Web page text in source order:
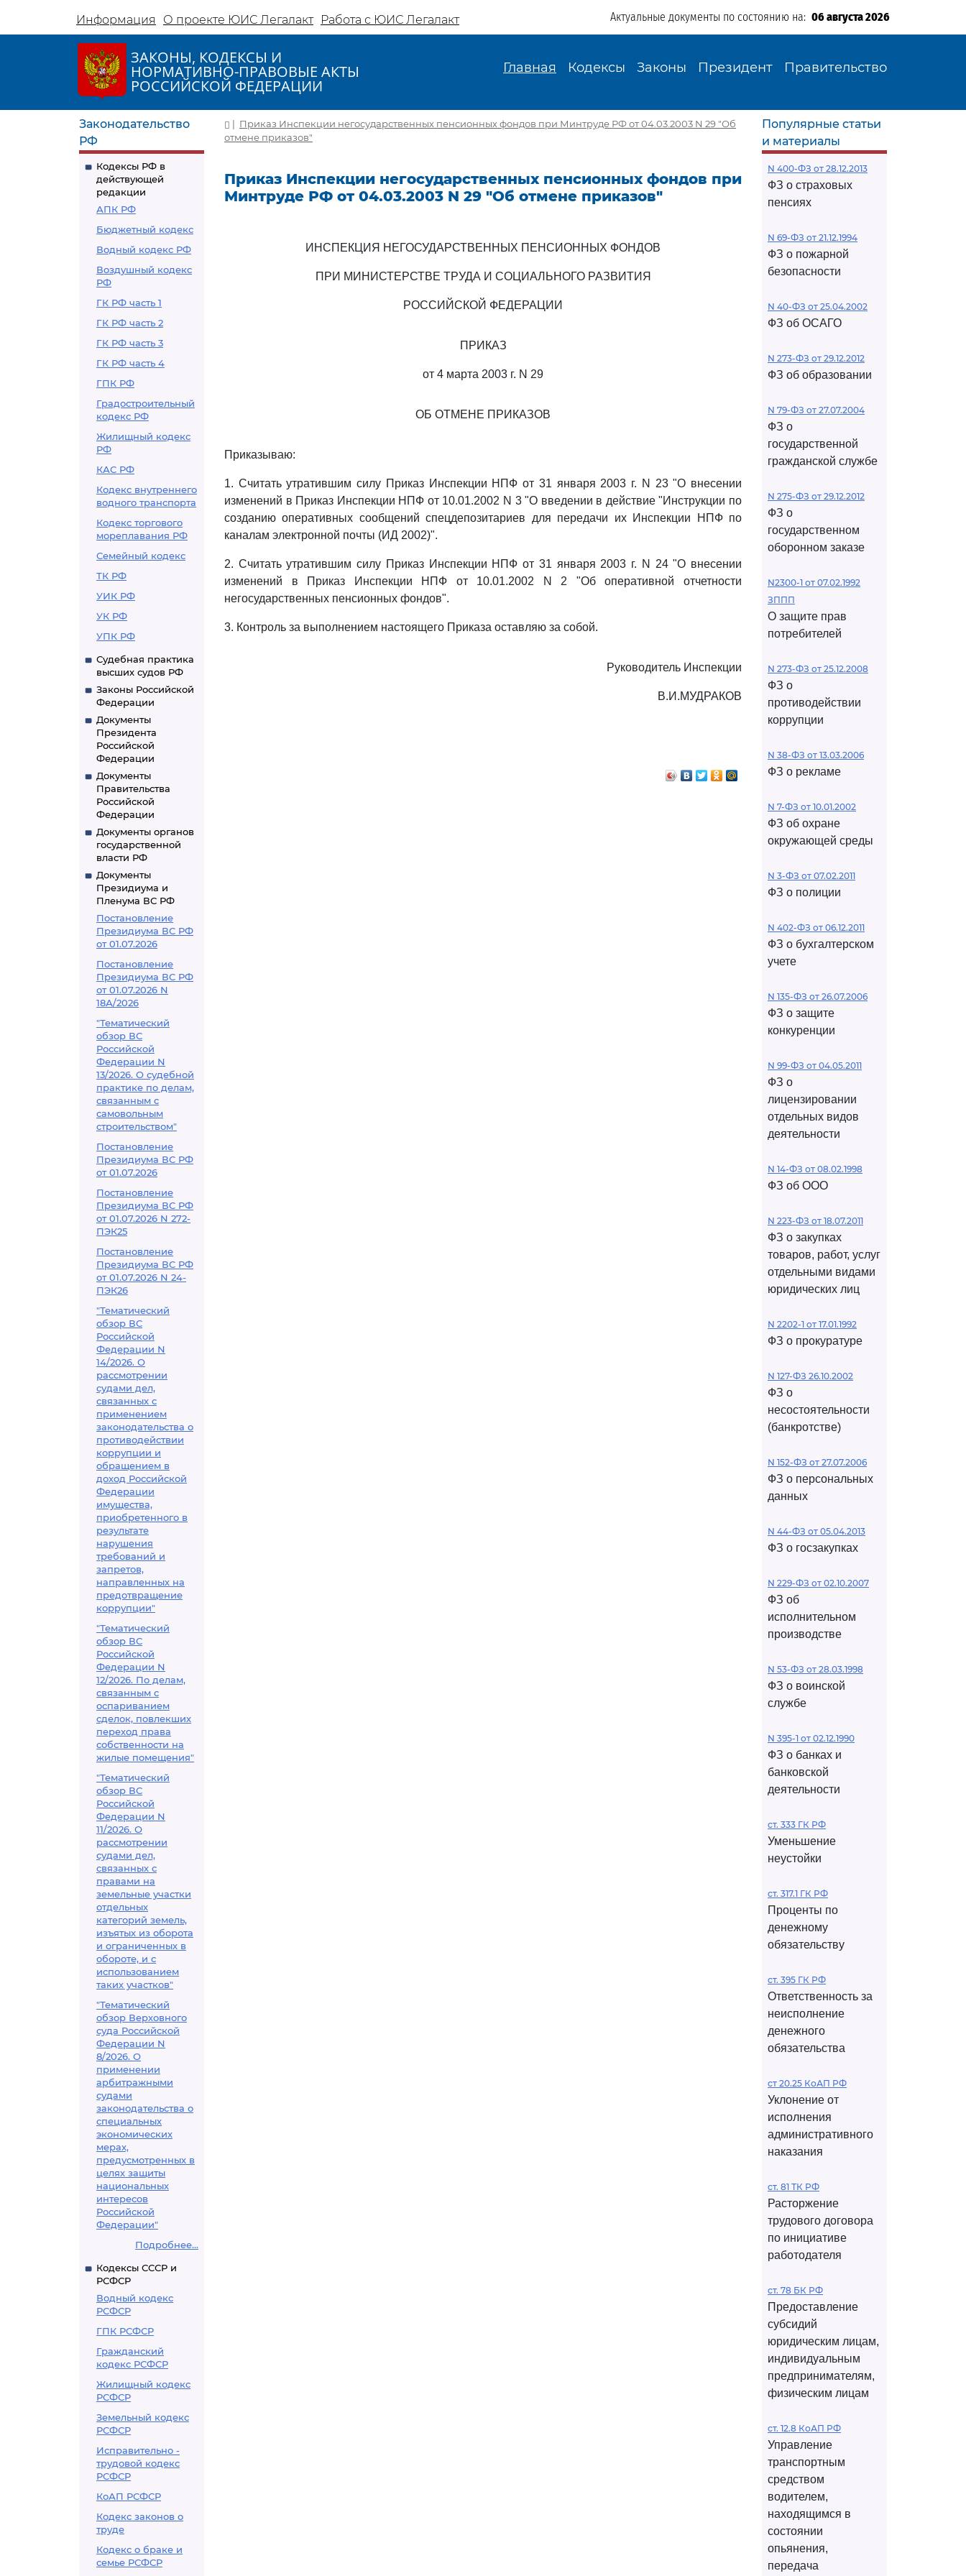
Информация О проекте ЮИС Легалакт Работа с ЮИС Легалакт Актуальные документы по состоянию на: 06 августа 2026
ЗАКОНЫ, КОДЕКСЫ И
НОРМАТИВНО-ПРАВОВЫЕ АКТЫ
РОССИЙСКОЙ ФЕДЕРАЦИИ
Главная Кодексы Законы Президент Правительство
Законодательство
РФ
Кодексы РФ в
действующей
редакции
АПК РФ
Бюджетный кодекс
Водный кодекс РФ
Воздушный кодекс
РФ
ГК РФ часть 1
ГК РФ часть 2
ГК РФ часть 3
ГК РФ часть 4
ГПК РФ
Градостроительный
кодекс РФ
Жилищный кодекс
РФ
КАС РФ
Кодекс внутреннего
водного транспорта
Кодекс торгового
мореплавания РФ
Семейный кодекс
ТК РФ
УИК РФ
УК РФ
УПК РФ
Судебная практика
высших судов РФ
Законы Российской
Федерации
Документы
Президента
Российской
Федерации
Документы
Правительства
Российской
Федерации
Документы органов
государственной
власти РФ
Документы
Президиума и
Пленума ВС РФ
Постановление
Президиума ВС РФ
от 01.07.2026
Постановление
Президиума ВС РФ
от 01.07.2026 N
18А/2026
"Тематический
обзор ВС
Российской
Федерации N
13/2026. О судебной
практике по делам,
связанным с
самовольным
строительством"
Постановление
Президиума ВС РФ
от 01.07.2026
Постановление
Президиума ВС РФ
от 01.07.2026 N 272-
ПЭК25
Постановление
Президиума ВС РФ
от 01.07.2026 N 24-
ПЭК26
"Тематический
обзор ВС
Российской
Федерации N
14/2026. О
рассмотрении
судами дел,
связанных с
применением
законодательства о
противодействии
коррупции и
обращением в
доход Российской
Федерации
имущества,
приобретенного в
результате
нарушения
требований и
запретов,
направленных на
предотвращение
коррупции"
"Тематический
обзор ВС
Российской
Федерации N
12/2026. По делам,
связанным с
оспариванием
сделок, повлекших
переход права
собственности на
жилые помещения"
"Тематический
обзор ВС
Российской
Федерации N
11/2026. О
рассмотрении
судами дел,
связанных с
правами на
земельные участки
отдельных
категорий земель,
изъятых из оборота
и ограниченных в
обороте, и с
использованием
таких участков"
"Тематический
обзор Верховного
суда Российской
Федерации N
8/2026. О
применении
арбитражными
судами
законодательства о
специальных
экономических
мерах,
предусмотренных в
целях защиты
национальных
интересов
Российской
Федерации"
Подробнее...
Кодексы СССР и
РСФСР
Водный кодекс
РСФСР
ГПК РСФСР
Гражданский
кодекс РСФСР
Жилищный кодекс
РСФСР
Земельный кодекс
РСФСР
Исправительно -
трудовой кодекс
РСФСР
КоАП РСФСР
Кодекс законов о
труде
Кодекс о браке и
семье РСФСР
| Приказ Инспекции негосударственных пенсионных фондов при Минтруде РФ от 04.03.2003 N 29 "Об
отмене приказов"
Приказ Инспекции негосударственных пенсионных фондов при
Минтруде РФ от 04.03.2003 N 29 "Об отмене приказов"
ИНСПЕКЦИЯ НЕГОСУДАРСТВЕННЫХ ПЕНСИОННЫХ ФОНДОВ
ПРИ МИНИСТЕРСТВЕ ТРУДА И СОЦИАЛЬНОГО РАЗВИТИЯ
РОССИЙСКОЙ ФЕДЕРАЦИИ
ПРИКАЗ
от 4 марта 2003 г. N 29
ОБ ОТМЕНЕ ПРИКАЗОВ
Приказываю:
1. Считать утратившим силу Приказ Инспекции НПФ от 31 января 2003 г. N 23 "О внесении
изменений в Приказ Инспекции НПФ от 10.01.2002 N 3 "О введении в действие "Инструкции по
созданию оперативных сообщений спецдепозитариев для передачи их Инспекции НПФ по
каналам электронной почты (ИД 2002)".
2. Считать утратившим силу Приказ Инспекции НПФ от 31 января 2003 г. N 24 "О внесении
изменений в Приказ Инспекции НПФ от 10.01.2002 N 2 "Об оперативной отчетности
негосударственных пенсионных фондов".
3. Контроль за выполнением настоящего Приказа оставляю за собой.
Руководитель Инспекции
В.И.МУДРАКОВ
Популярные статьи
и материалы
N 400-ФЗ от 28.12.2013
ФЗ о страховых
пенсиях
N 69-ФЗ от 21.12.1994
ФЗ о пожарной
безопасности
N 40-ФЗ от 25.04.2002
ФЗ об ОСАГО
N 273-ФЗ от 29.12.2012
ФЗ об образовании
N 79-ФЗ от 27.07.2004
ФЗ о
государственной
гражданской службе
N 275-ФЗ от 29.12.2012
ФЗ о
государственном
оборонном заказе
N2300-1 от 07.02.1992
ЗППП
О защите прав
потребителей
N 273-ФЗ от 25.12.2008
ФЗ о
противодействии
коррупции
N 38-ФЗ от 13.03.2006
ФЗ о рекламе
N 7-ФЗ от 10.01.2002
ФЗ об охране
окружающей среды
N 3-ФЗ от 07.02.2011
ФЗ о полиции
N 402-ФЗ от 06.12.2011
ФЗ о бухгалтерском
учете
N 135-ФЗ от 26.07.2006
ФЗ о защите
конкуренции
N 99-ФЗ от 04.05.2011
ФЗ о
лицензировании
отдельных видов
деятельности
N 14-ФЗ от 08.02.1998
ФЗ об ООО
N 223-ФЗ от 18.07.2011
ФЗ о закупках
товаров, работ, услуг
отдельными видами
юридических лиц
N 2202-1 от 17.01.1992
ФЗ о прокуратуре
N 127-ФЗ 26.10.2002
ФЗ о
несостоятельности
(банкротстве)
N 152-ФЗ от 27.07.2006
ФЗ о персональных
данных
N 44-ФЗ от 05.04.2013
ФЗ о госзакупках
N 229-ФЗ от 02.10.2007
ФЗ об
исполнительном
производстве
N 53-ФЗ от 28.03.1998
ФЗ о воинской
службе
N 395-1 от 02.12.1990
ФЗ о банках и
банковской
деятельности
ст. 333 ГК РФ
Уменьшение
неустойки
ст. 317.1 ГК РФ
Проценты по
денежному
обязательству
ст. 395 ГК РФ
Ответственность за
неисполнение
денежного
обязательства
ст 20.25 КоАП РФ
Уклонение от
исполнения
административного
наказания
ст. 81 ТК РФ
Расторжение
трудового договора
по инициативе
работодателя
ст. 78 БК РФ
Предоставление
субсидий
юридическим лицам,
индивидуальным
предпринимателям,
физическим лицам
ст. 12.8 КоАП РФ
Управление
транспортным
средством
водителем,
находящимся в
состоянии
опьянения,
передача